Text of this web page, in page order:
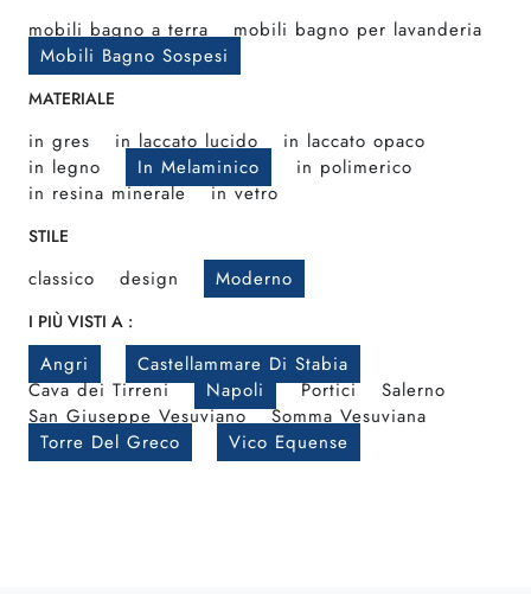
mobili bagno a terra
mobili bagno per lavanderia
Mobili Bagno Sospesi
MATERIALE
in gres in laccato lucido
in laccato opaco
in legno
In Melaminico
in polimerico
in resina minerale
in vetro
STILE
classico design Moderno
I PIÙ VISTI A :
Angri
Castellammare Di Stabia
Cava dei Tirreni
Napoli Portici
Salerno
San Giuseppe Vesuviano
Somma Vesuviana
Torre Del Greco
Vico Equense